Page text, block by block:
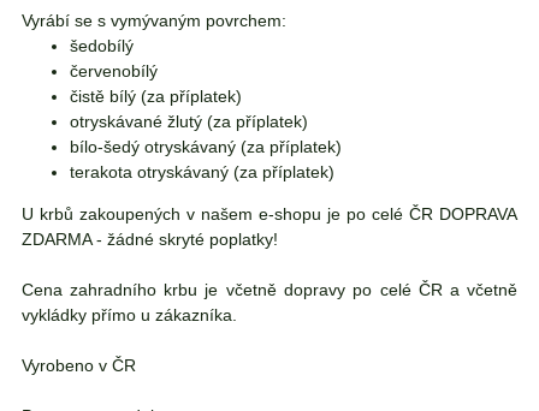
Vyrábí se s vymývaným povrchem:
šedobílý
červenobílý
čistě bílý (za příplatek)
otryskávané žlutý (za příplatek)
bílo-šedý otryskávaný (za příplatek)
terakota otryskávaný (za příplatek)
U krbů zakoupených v našem e-shopu je po celé ČR DOPRAVA
ZDARMA - žádné skryté poplatky!
Cena zahradního krbu je včetně dopravy po celé ČR a včetně
vykládky přímo u zákazníka.
Vyrobeno v ČR